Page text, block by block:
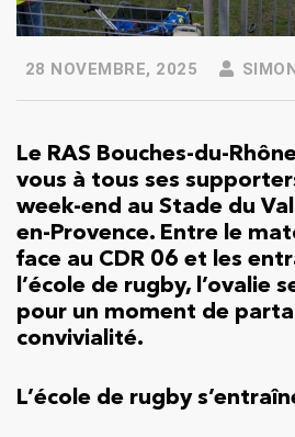
28 NOVEMBRE, 2025
Le RAS Bouches-du-
vous à tous ses
week-end au Stade du
en-Provence. Entre le
face au CDR 06 et les
l’école de rugby, l’ovalie
pour un moment de
convivialité.
L’école de rugby